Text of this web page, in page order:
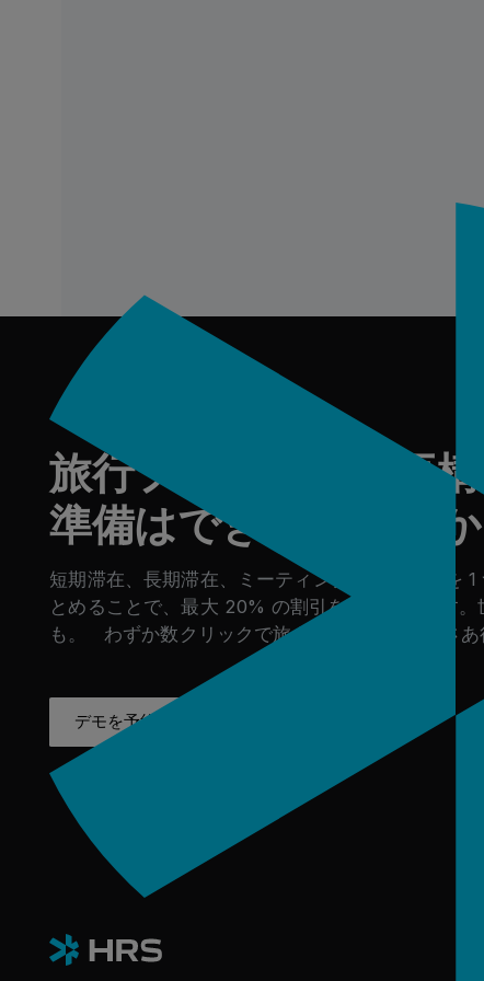
旅行プログラムを再構
準備はできています
短期滞在、長期滞在、ミーティング、グループを 1
とめることで、最大 20% の割引を実現できます。
も。 わずか数クリックで旅を始めましょう。さあ
デモを予約
デモを予約